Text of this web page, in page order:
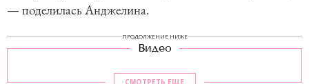
— поделилась Анджелина.
ПРОДОЛЖЕНИЕ НИЖЕ
Видео
СМОТРЕТЬ ЕЩЕ